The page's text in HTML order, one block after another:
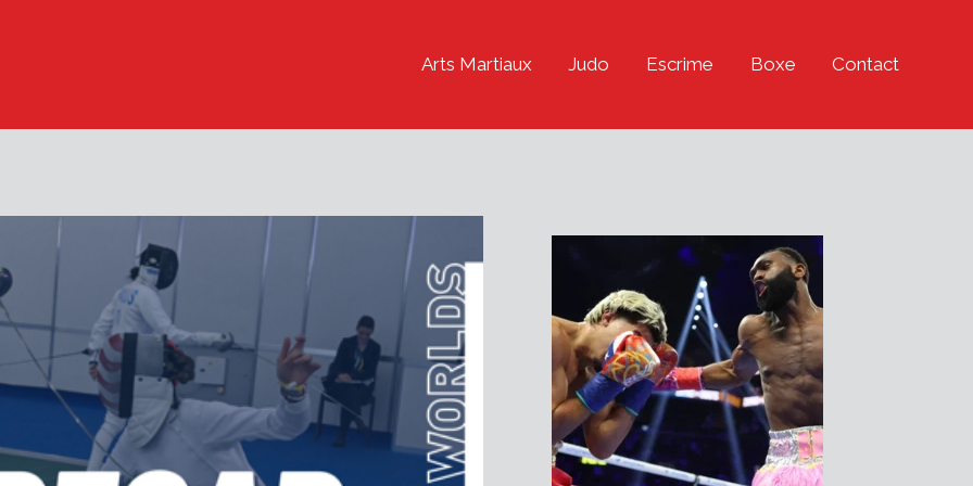
Arts Martiaux Judo Escrime Boxe Contact